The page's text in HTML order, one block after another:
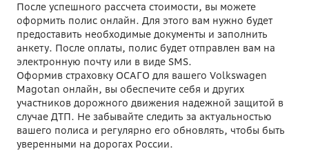
После успешного рассчета стоимости, вы можете
оформить полис онлайн. Для этого вам нужно будет
предоставить необходимые документы и заполнить
анкету. После оплаты, полис будет отправлен вам на
электронную почту или в виде SMS.
Оформив страховку ОСАГО для вашего Volkswagen
Magotan онлайн, вы обеспечите себя и других
участников дорожного движения надежной защитой в
случае ДТП. Не забывайте следить за актуальностью
вашего полиса и регулярно его обновлять, чтобы быть
уверенными на дорогах России.